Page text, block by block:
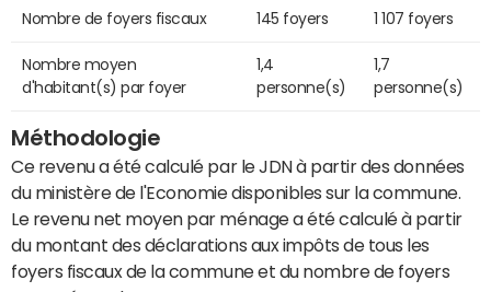
Nombre de foyers fiscaux 145 foyers 1 107 foyers
Nombre moyen
d'habitant(s) par foyer
1,4
personne(s)
1,7
personne(s)
Méthodologie
Ce revenu a été calculé par le JDN à partir des données
du ministère de l'Economie disponibles sur la commune.
Le revenu net moyen par ménage a été calculé à partir
du montant des déclarations aux impôts de tous les
foyers fiscaux de la commune et du nombre de foyers